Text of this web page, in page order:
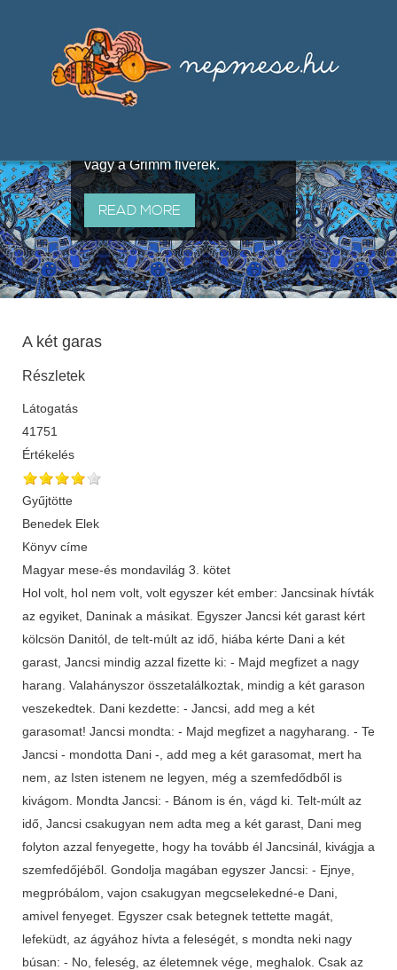
útján terjedő elbeszélésekből,
melyeket olyan ismert gyűjtők
állítottak össze, mint Benedek
vagy a Grimm fivérek.
READ MORE
A két garas
Részletek
Látogatás
41751
Értékelés
Gyűjtötte
Benedek Elek
Könyv címe
Magyar mese-és mondavilág 3. kötet
Hol volt, hol nem volt, volt egyszer két ember: Jancsinak hívták
az egyiket, Daninak a másikat. Egyszer Jancsi két garast kért
kölcsön Danitól, de telt-múlt az idő, hiába kérte Dani a két
garast, Jancsi mindig azzal fizette ki: - Majd megfizet a nagy
harang. Valahányszor összetalálkoztak, mindig a két garason
veszekedtek. Dani kezdette: - Jancsi, add meg a két
garasomat! Jancsi mondta: - Majd megfizet a nagyharang. - Te
Jancsi - mondotta Dani -, add meg a két garasomat, mert ha
nem, az Isten istenem ne legyen, még a szemfedődből is
kivágom. Mondta Jancsi: - Bánom is én, vágd ki. Telt-múlt az
idő, Jancsi csakugyan nem adta meg a két garast, Dani meg
folyton azzal fenyegette, hogy ha tovább él Jancsinál, kivágja a
szemfedőjéből. Gondolja magában egyszer Jancsi: - Ejnye,
megpróbálom, vajon csakugyan megcselekedné-e Dani,
amivel fenyeget. Egyszer csak betegnek tettette magát,
lefeküdt, az ágyához hívta a feleségét, s mondta neki nagy
búsan: - No, feleség, az életemnek vége, meghalok. Csak az